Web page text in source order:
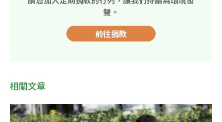
聲。
前往捐款
相關文章